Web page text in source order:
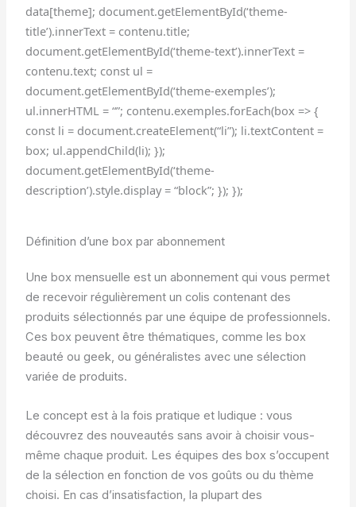
data[theme]; document.getElementById(‘theme-
title’).innerText = contenu.title;
document.getElementById(‘theme-text’).innerText =
contenu.text; const ul =
document.getElementById(‘theme-exemples’);
ul.innerHTML = “”; contenu.exemples.forEach(box => {
const li = document.createElement(“li”); li.textContent =
box; ul.appendChild(li); });
document.getElementById(‘theme-
description’).style.display = “block”; }); });
Définition d’une box par abonnement
Une box mensuelle est un abonnement qui vous permet
de recevoir régulièrement un colis contenant des
produits sélectionnés par une équipe de professionnels.
Ces box peuvent être thématiques, comme les box
beauté ou geek, ou généralistes avec une sélection
variée de produits.
Le concept est à la fois pratique et ludique : vous
découvrez des nouveautés sans avoir à choisir vous-
même chaque produit. Les équipes des box s’occupent
de la sélection en fonction de vos goûts ou du thème
choisi. En cas d’insatisfaction, la plupart des